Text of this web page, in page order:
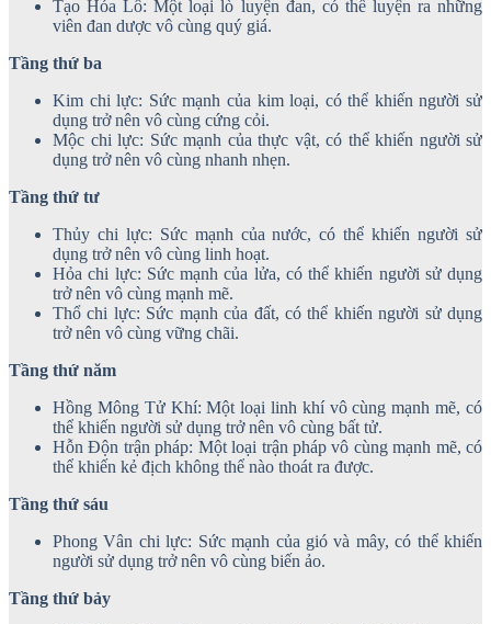
Tạo Hóa Lô: Một loại lò luyện đan, có thể luyện ra những
viên đan dược vô cùng quý giá.
Tầng thứ ba
Kim chi lực: Sức mạnh của kim loại, có thể khiến người sử
dụng trở nên vô cùng cứng cỏi.
Mộc chi lực: Sức mạnh của thực vật, có thể khiến người sử
dụng trở nên vô cùng nhanh nhẹn.
Tầng thứ tư
Thủy chi lực: Sức mạnh của nước, có thể khiến người sử
dụng trở nên vô cùng linh hoạt.
Hỏa chi lực: Sức mạnh của lửa, có thể khiến người sử dụng
trở nên vô cùng mạnh mẽ.
Thổ chi lực: Sức mạnh của đất, có thể khiến người sử dụng
trở nên vô cùng vững chãi.
Tầng thứ năm
Hồng Mông Tử Khí: Một loại linh khí vô cùng mạnh mẽ, có
thể khiến người sử dụng trở nên vô cùng bất tử.
Hỗn Độn trận pháp: Một loại trận pháp vô cùng mạnh mẽ, có
thể khiến kẻ địch không thể nào thoát ra được.
Tầng thứ sáu
Phong Vân chi lực: Sức mạnh của gió và mây, có thể khiến
người sử dụng trở nên vô cùng biến ảo.
Tầng thứ bảy